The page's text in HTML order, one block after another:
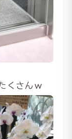
くさんｗ